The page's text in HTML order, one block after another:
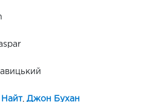
, Джон Бухан